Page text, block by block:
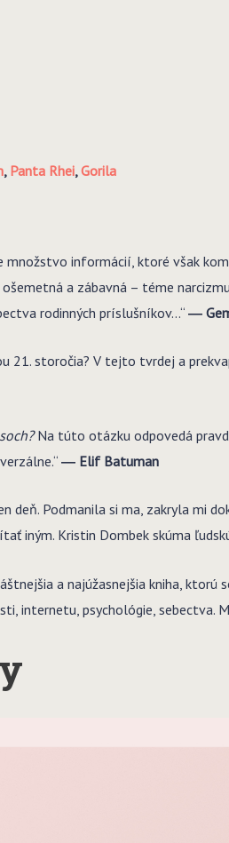
, Panta Rhei,Gorila
množstvo informácií, ktoré však
a zábavná – téme
rodinných príslušníkov…“ ―
21. storočia? V tejto tvrdej a
Na túto otázku odpovedá
― Elif Batuman
deň. Podmanila si ma, zakryla mi
iným. Kristin Dombek skúma
a najúžasnejšia kniha,
internetu, psychológie, sebectva.